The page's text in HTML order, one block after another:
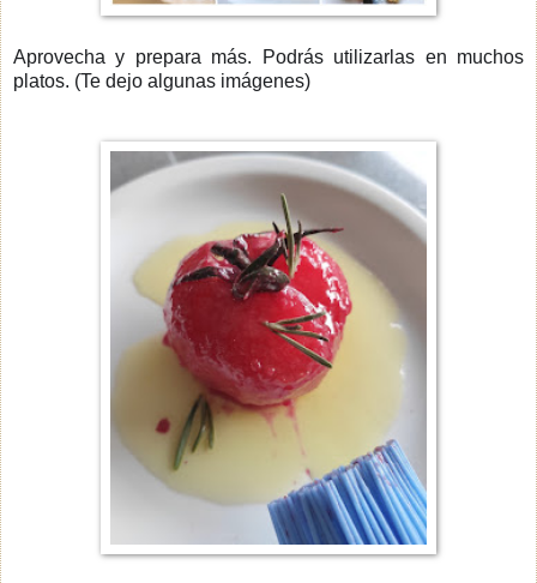
Aprovecha y prepara más. Podrás utilizarlas en muchos
platos. (Te dejo algunas imágenes)